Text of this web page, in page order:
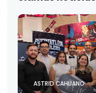
ASTRID CAHUANO